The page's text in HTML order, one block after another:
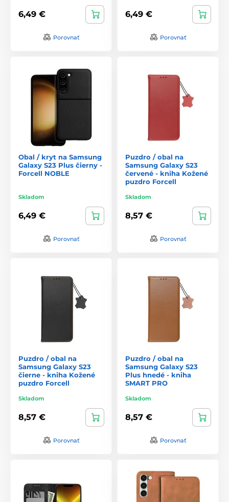
6,49 €
Porovnať
6,49 €
Porovnať
Obal / kryt na Samsung
Galaxy S23 Plus čierny -
Forcell NOBLE
Skladom
6,49 €
Porovnať
Puzdro / obal na
Samsung Galaxy S23
červené - kniha Kožené
puzdro Forcell
Skladom
8,57 €
Porovnať
Puzdro / obal na
Samsung Galaxy S23
čierne - kniha Kožené
puzdro Forcell
Skladom
8,57 €
Porovnať
Puzdro / obal na
Samsung Galaxy S23
Plus hnedé - kniha
SMART PRO
Skladom
8,57 €
Porovnať